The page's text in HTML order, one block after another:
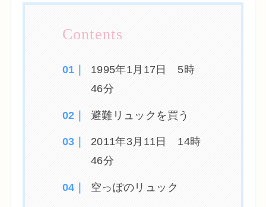
1995年1月17日 5時
46分
避難リュックを買う
2011年3月11日 14時
46分
空っぽのリュック